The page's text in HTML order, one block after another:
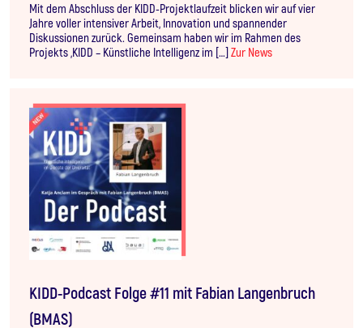
Mit dem Abschluss der KIDD-Projektlaufzeit blicken wir auf vier
Jahre voller intensiver Arbeit, Innovation und spannender
Diskussionen zurück. Gemeinsam haben wir im Rahmen des
Projekts „KIDD – Künstliche Intelligenz im […]Zur News
KIDD-Podcast Folge #11 mit Fabian Langenbruch
(BMAS)